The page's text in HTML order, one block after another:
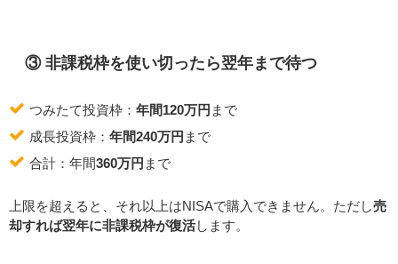
③ 非課税枠を使い切ったら翌年まで待つ
つみたて投資枠： 年間120万円 まで
成長投資枠： 年間240万円 まで
合計：年間360万円 まで
上限を超えると、それ以上はNISAで購入できません。ただし売
却すれば翌年に非課税枠が復活します。